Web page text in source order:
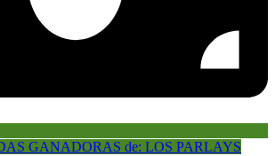
GANADORAS de: LOS PARLAYS